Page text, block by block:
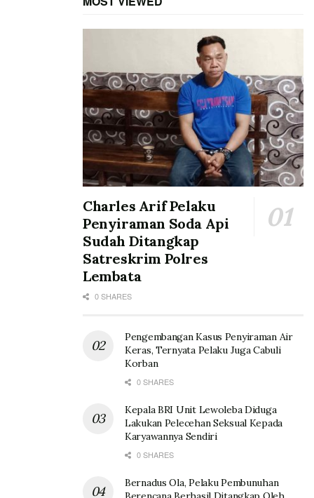
Charles Arif Pelaku
Penyiraman Soda Api
Sudah Ditangkap
Satreskrim Polres
Lembata
0 SHARES
Pengembangan Kasus Penyiraman Air
Keras, Ternyata Pelaku Juga Cabuli
Korban
0 SHARES
Kepala BRI Unit Lewoleba Diduga
Lakukan Pelecehan Seksual Kepada
Karyawannya Sendiri
0 SHARES
Bernadus Ola, Pelaku Pembunuhan